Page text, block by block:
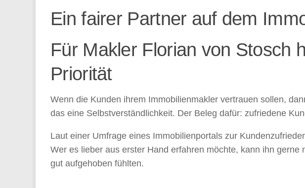
Ein fairer Partner auf dem
Für Makler Florian von Stosch
Priorität
Wenn die Kunden ihrem Immobilienmakler vertrauen sollen,
das eine Selbstverständlichkeit. Der Beleg dafür: zufriedene
Laut einer Umfrage eines Immobilienportals zur
Wer es lieber aus erster Hand erfahren möchte, kann ihn
gut aufgehoben fühlten.